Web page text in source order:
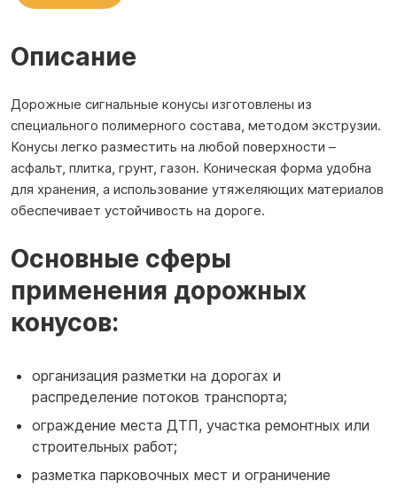
Описание
Дорожные сигнальные конусы изготовлены из
специального полимерного состава, методом экструзии.
Конусы легко разместить на любой поверхности –
асфальт, плитка, грунт, газон. Коническая форма удобна
для хранения, а использование утяжеляющих материалов
обеспечивает устойчивость на дороге.
Основные сферы
применения дорожных
конусов:
организация разметки на дорогах и
распределение потоков транспорта;
ограждение места ДТП, участка ремонтных или
строительных работ;
разметка парковочных мест и ограничение